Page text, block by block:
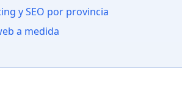
y SEO por provincia
a medida